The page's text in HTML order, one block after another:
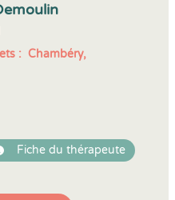
: Chambéry,
Fiche du thérapeute